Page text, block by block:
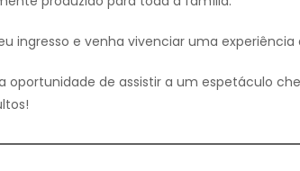
ingresso e venha vivenciar uma
oportunidade de assistir a um espetáculo